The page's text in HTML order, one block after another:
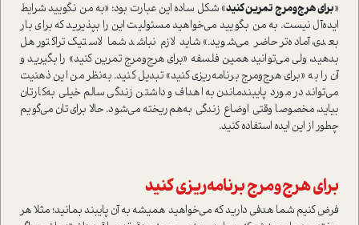
«برای هرج‌و‌مرج تمرین کنید» شکل ساده این عبارت بود: «به من نگویید شرایط
ایده‌آل نیست. به من بگویید می‌خواهید مسئولیت این را بپذیرید که برای بار
بعدی، آماده‌تر حاضر می‌شوید.» شاید لازم نباشد شما لا‌ستیک تراکتور هل
بدهید، ولی می‌توانید همین فلسفه «برای هرج‌و‌مرج تمرین کنید» را بگیرید و
آن را به «برای هرج‌و‌مرج برنامه‌ریزی کنید» تبدیل کنید. به‌نظر من این ذهنیت
می‌تواند در مورد پایبند‌ماندن به اهداف و داشتن زندگی سالم خیلی به‌کارتان
بیاید، مخصوصا وقتی اوضاع زندگی به‌هم‌ریخته می‌شود. حالا برای‌تان می‌گویم
چطور از این ایده ا‌ستفاده کنید.
برای هرج‌و‌مرج برنامه‌ریزی کنید
فرض کنیم شما هدفی دارید که می‌خواهید همیشه به آن پایبند بمانید؛ مثلا هر